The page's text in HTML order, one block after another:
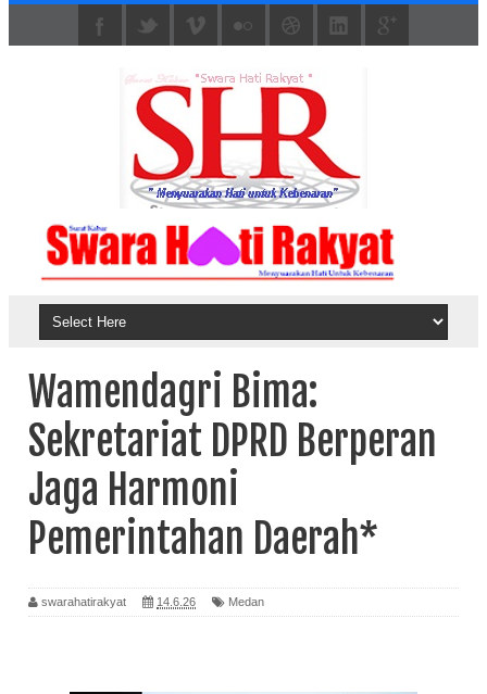
Wamendagri Bima:
Sekretariat DPRD Berperan
Jaga Harmoni
Pemerintahan Daerah*
swarahatirakyat 14.6.26 Medan